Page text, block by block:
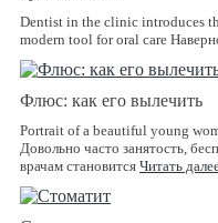
Dentist in the clinic introduces
modern tool for oral care
Флюс: как его вылечить
Portrait of a beautiful young
Довольно часто занятость,
врачам становится Читать